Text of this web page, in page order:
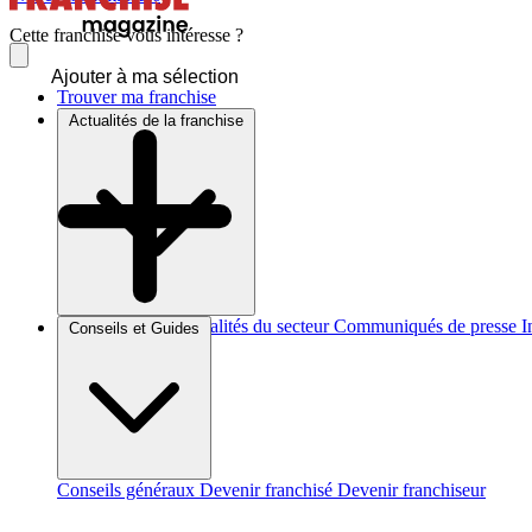
Trouver ma franchise
Actualités de la franchise
Brèves et actus Actualités du secteur Communiqués de presse
Conseils et Guides
Conseils généraux Devenir franchisé Devenir franchiseur
Cette franchise vous intéresse ?
Ajouter à ma sélection